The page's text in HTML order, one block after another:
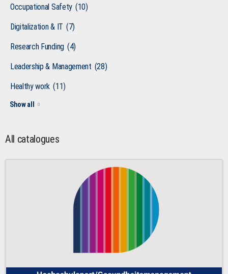
Occupational Safety (10)
Digitalization & IT (7)
Research Funding (4)
Leadership & Management (28)
Healthy work (11)
Show all
All catalogues